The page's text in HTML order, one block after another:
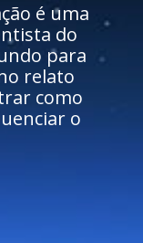
é uma
do
para
relato
como
o